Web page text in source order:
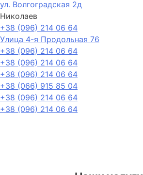
ул. Волгоградская 2д
Николаев
+38 (096) 214 06 64
Улица 4-я Продольная 76
+38 (096) 214 06 64
+38 (096) 214 06 64
+38 (096) 214 06 64
+38 (066) 915 85 04
+38 (096) 214 06 64
+38 (096) 214 06 64